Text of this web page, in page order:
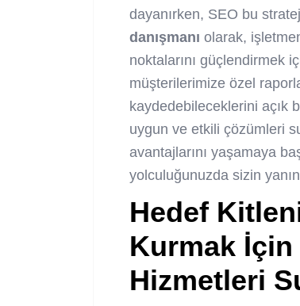
dayanırken, SEO bu
danışmanı olarak,
noktalarını güçlendirmek
müşterilerimize özel
kaydedebileceklerini açık
uygun ve etkili çözümleri
avantajlarını yaşamaya
yolculuğunuzda sizin
Hedef
Kurmak İçin
Hizmetleri